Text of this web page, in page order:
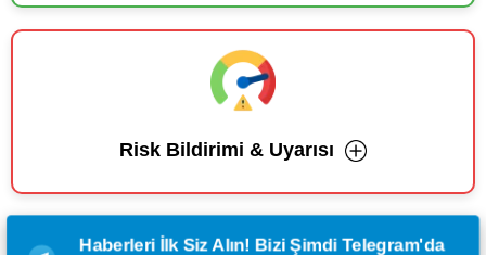
Risk Bildirimi & Uyarısı
Haberleri İlk Siz Alın! Bizi Şimdi Telegram'da